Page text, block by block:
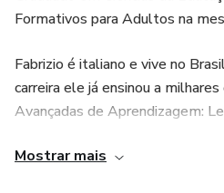
Formativos para Adultos na
Fabrizio é italiano e vive no
carreira ele já ensinou a
Avançadas de Aprendizagem:
Mostrar mais